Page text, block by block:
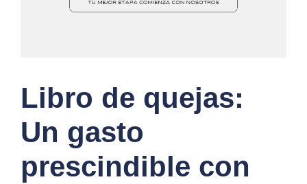
Libro de quejas:
Un gasto
prescindible con